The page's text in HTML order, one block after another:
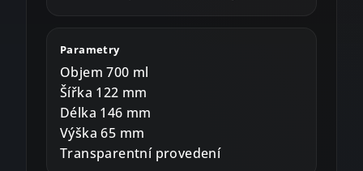
Parametry
Objem 700 ml
Šířka 122 mm
Délka 146 mm
Výška 65 mm
Transparentní provedení